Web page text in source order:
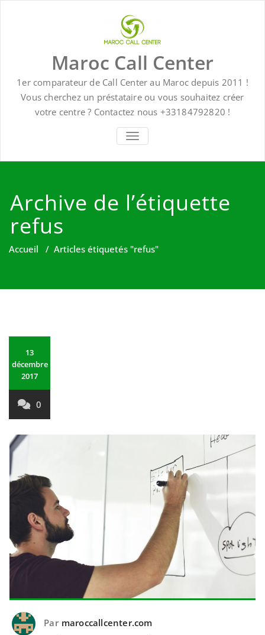
Maroc Call Center
1er comparateur de Call Center au Maroc depuis 2011 !
Vous cherchez un préstataire ou vous souhaitez créer
votre centre ? Contactez nous +33184792820 !
TOGGLE NAVIGATION
Archive de l’étiquette
refus
Accueil / Articles étiquetés "refus"
13
décembre
2017
0
Par maroccallcenter.com